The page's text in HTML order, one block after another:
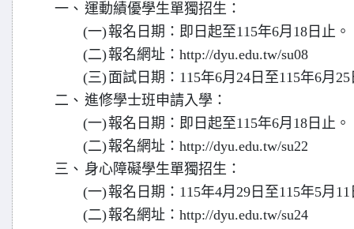
一、 運動績優學生單獨招生：
(一)報名日期：即日起至115年6月18日止。
(二)報名網址：http://dyu.edu.tw/su08
(三)面試日期：115年6月24日至115年6月
二、 進修學士班申請入學：
(一)報名日期：即日起至115年6月18日止。
(二)報名網址：http://dyu.edu.tw/su22
三、 身心障礙學生單獨招生：
(一)報名日期：115年4月29日至115年5月
(二)報名網址：http://dyu.edu.tw/su24